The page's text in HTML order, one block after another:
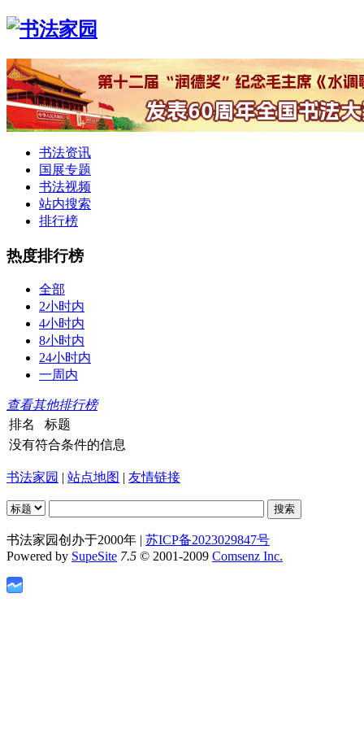
书法资讯
国展专题
书法视频
站内搜索
排行榜
热度排行榜
全部
2小时内
4小时内
8小时内
24小时内
一周内
查看其他排行榜
排名
标题
没有符合条件的信息
书法家园 | 站点地图 | 友情链接
书法家园创办于2000年 | 苏ICP备2023029847号
Powered by SupeSite 7.5 © 2001-2009 Comsenz Inc.